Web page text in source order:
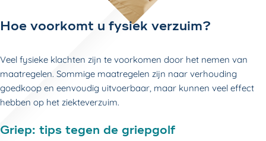
Hoe voorkomt u fysiek verzuim?
Veel fysieke klachten zijn te voorkomen door het nemen van
maatregelen. Sommige maatregelen zijn naar verhouding
goedkoop en eenvoudig uitvoerbaar, maar kunnen veel effect
hebben op het ziekteverzuim.
Griep: tips tegen de griepgolf